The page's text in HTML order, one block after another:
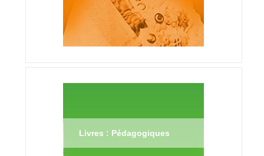
Livres : Pédagogiques